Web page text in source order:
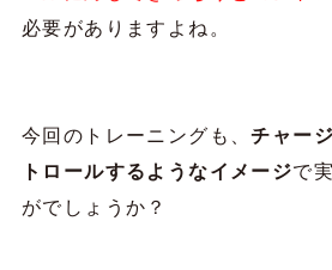
必要がありますよね。
今回のトレーニングも、チャー
トロールするようなイメージで
がでしょうか？